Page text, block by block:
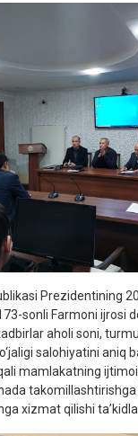
Prezidentining
sonli Farmoni ijrosi
aholi soni,
salohiyatini aniq
mamlakatning
xizmat qilishi